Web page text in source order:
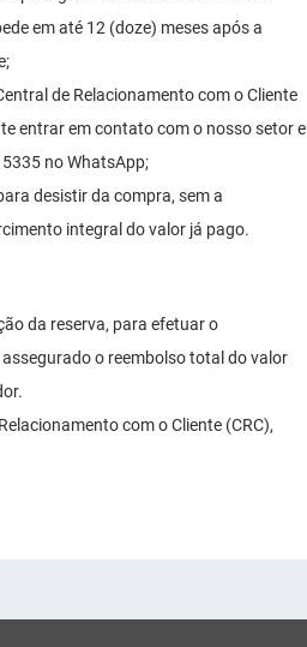
em até 12 (doze) meses após a
de Relacionamento com o Cliente
entrar em contato com o nosso setor e
no WhatsApp;
desistir da compra, sem a
integral do valor já pago.
da reserva, para efetuar o
o reembolso total do valor
com o Cliente (CRC),